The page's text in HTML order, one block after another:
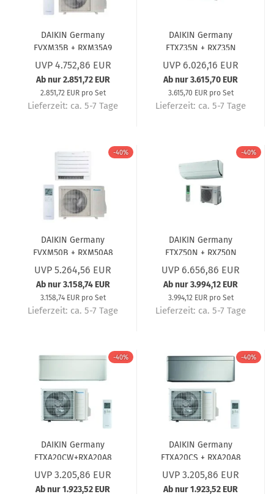
DAIKIN Germany
FVXM35B + RXM35A9
Truhengerät Perfera (5
Jahre Garantie) 3,4 KW
UVP 4.752,86 EUR
Ab nur 2.851,72 EUR
2.851,72 EUR pro Set
Lieferzeit: ca. 5-7 Tage
DAIKIN Germany
FTXZ35N + RXZ35N
Wandgerät Set Ururu
Sarara (5 Jahre
Garantie) 3,5 kW
UVP 6.026,16 EUR
Ab nur 3.615,70 EUR
3.615,70 EUR pro Set
Lieferzeit: ca. 5-7 Tage
-40%
DAIKIN Germany
FVXM50B + RXM50A8
Truhengerät Perfera (5
Jahre Garantie) 5,0 KW
UVP 5.264,56 EUR
Ab nur 3.158,74 EUR
3.158,74 EUR pro Set
Lieferzeit: ca. 5-7 Tage
-40%
DAIKIN Germany
FTXZ50N + RXZ50N
Wandgerät Set Ururu
Sarara (5 Jahre
Garantie) 5,0 kW
UVP 6.656,86 EUR
Ab nur 3.994,12 EUR
3.994,12 EUR pro Set
Lieferzeit: ca. 5-7 Tage
-40%
DAIKIN Germany
FTXA20CW+RXA20A8
Wandgerät-Set Stylish
Weiß (5 Jahre
UVP 3.205,86 EUR
Ab nur 1.923,52 EUR
-40%
DAIKIN Germany
FTXA20CS + RXA20A8
Wandgerät-Set Stylish
Silber (5 Jahre
UVP 3.205,86 EUR
Ab nur 1.923,52 EUR